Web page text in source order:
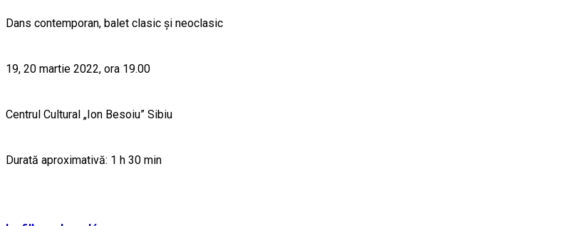
Dans contemporan, balet clasic și neoclasic
19, 20 martie 2022, ora 19.00
Centrul Cultural „Ion Besoiu” Sibiu
Durată aproximativă: 1 h 30 min